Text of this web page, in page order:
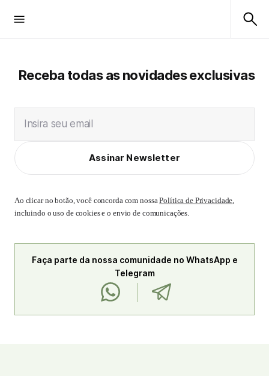
Receba todas as novidades exclusivas
Insira seu email
Assinar Newsletter
Ao clicar no botão, você concorda com nossaPolítica de Privacidade,
incluindo o uso de cookies e o envio de comunicações.
Faça parte da nossa comunidade no WhatsApp e
Telegram